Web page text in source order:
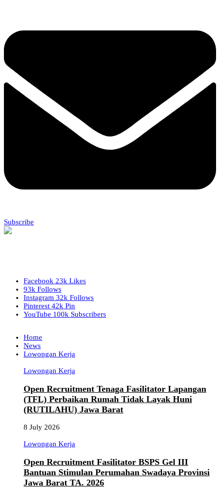
Subscribe
Facebook 23k Likes
93k Follows
Instagram 32k Follows
Pinterest 42k Pin
YouTube 100k Subscribers
Home
News
Lowongan Kerja
Lowongan Kerja
Open Recruitment Tenaga Fasilitator Lapangan
(TFL) Perbaikan Rumah Tidak Layak Huni
(RUTILAHU) Jawa Barat
8 July 2026
Lowongan Kerja
Open Recruitment Fasilitator BSPS Gel III
Bantuan Stimulan Perumahan Swadaya Provinsi
Jawa Barat TA. 2026